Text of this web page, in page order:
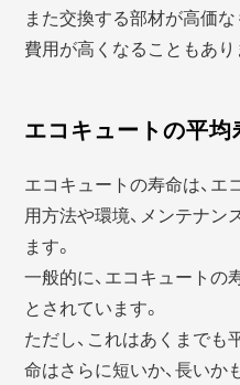
また交換する部材が高価
費用が高くなることもあり
エコキュートの平均
エコキュートの寿命は、エ
用方法や環境、メンテナ
ます。
一般的に、エコキュートの
とされています。
ただし、これはあくまでも
命はさらに短いか、長いか